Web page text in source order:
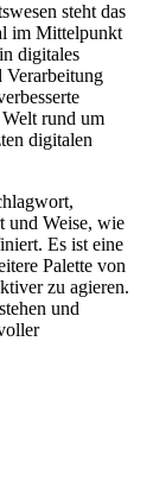
steht das
im Mittelpunkt
digitales
Verarbeitung
rund um
digitalen
und Weise, wie
Es ist eine
Palette von
zu agieren.
und